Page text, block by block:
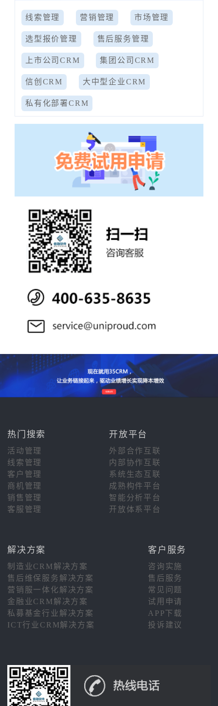
线索管理 营销管理 市场管理
选型报价管理 售后服务管理
上市公司CRM 集团公司CRM
信创CRM 大中型企业CRM
私有化部署CRM
热门搜索 开放平台
活动管理
外部合作互联
线索管理
内部协作互联
客户管理
系统生态互联
商机管理
成熟构件平台
销售管理
智能分析平台
客服管理
开放体系平台
解决方案 客户服务
制造业CRM解决方案
咨询实施
售后维保服务解决方案
售后服务
营销服一体化解决方案
常见问题
金融业CRM解决方案
试用申请
私募基金行业解决方案
APP下载
ICT行业CRM解决方案
投诉建议